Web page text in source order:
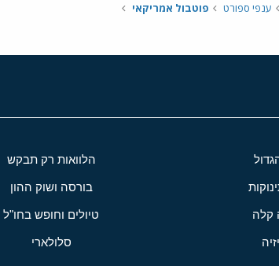
ענפי ספורט פוטבול אמריקאי
הלוואות רק תבקש
בורסה ושוק ההון
קלה טיולים וחופש בחו"ל
סלולארי